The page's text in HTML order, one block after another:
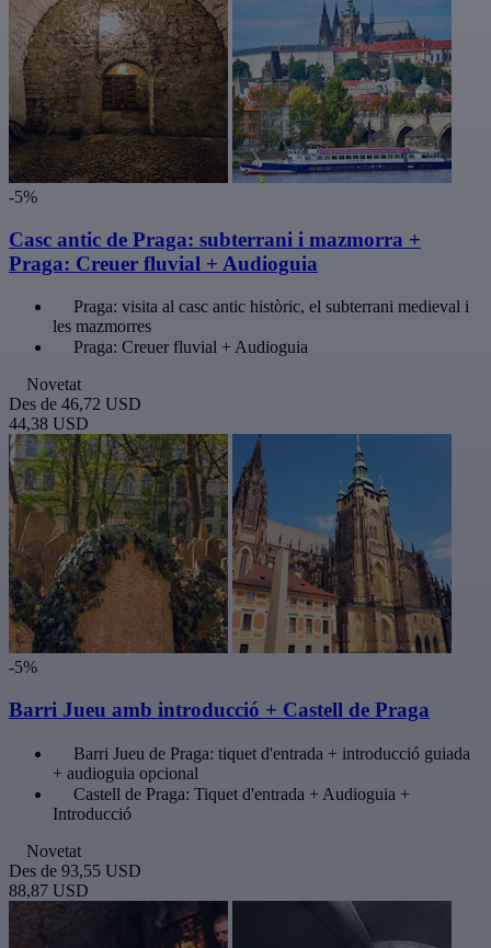
-5%
Casc antic de Praga: subterrani i mazmorra +
Praga: Creuer fluvial + Audioguia
Praga: visita al casc antic històric, el subterrani medieval i
les mazmorres
Praga: Creuer fluvial + Audioguia
Novetat
Des de 46,72 USD
44,38 USD
-5%
Barri Jueu amb introducció + Castell de Praga
Barri Jueu de Praga: tiquet d'entrada + introducció guiada
+ audioguia opcional
Castell de Praga: Tiquet d'entrada + Audioguia +
Introducció
Novetat
Des de 93,55 USD
88,87 USD